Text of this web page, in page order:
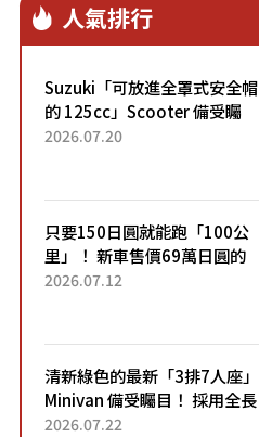
人氣排行
Suzuki「可放進全罩式安全帽
的 125cc」Scooter 備受矚
目！採用全新流線設計與各項
2026.07.20
只要150日圓就能跑「100公
里」！ 新車售價69萬日圓的
「3人座」Trike大受歡迎！ 順
2026.07.12
清新綠色的最新「3排7人座」
Minivan 備受矚目！ 採用全長
4.7公尺剛剛好的車身尺寸與
2026.07.22